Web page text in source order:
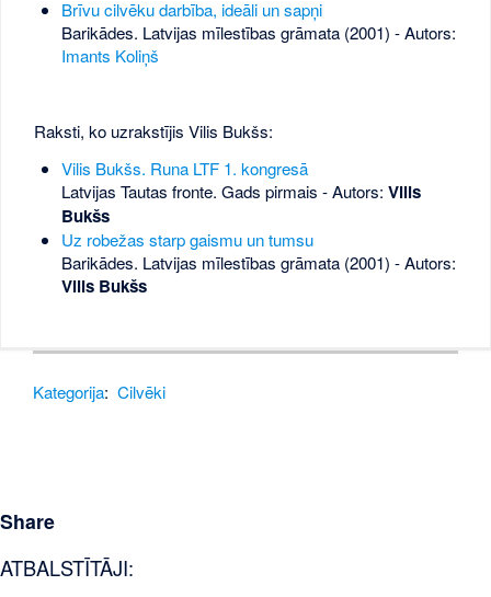
Brīvu cilvēku darbība, ideāli un sapņi
Barikādes. Latvijas mīlestības grāmata (2001) - Autors:
Imants Koliņš
Raksti, ko uzrakstījis Vilis Bukšs:
Vilis Bukšs. Runa LTF 1. kongresā
Latvijas Tautas fronte. Gads pirmais - Autors: Vilis
Bukšs
Uz robežas starp gaismu un tumsu
Barikādes. Latvijas mīlestības grāmata (2001) - Autors:
Vilis Bukšs
Kategorija: Cilvēki
Share
ATBALSTĪTĀJI: